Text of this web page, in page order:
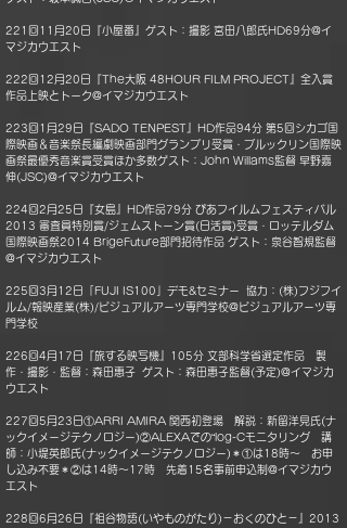
221回11月20日『小屋番』ゲスト：撮影 宮田八郎氏HD69分@イ
マジカウエスト
222回12月20日『The大阪 48HOUR FILM PROJECT』全入賞
作品上映とトーク@イマジカウエスト
223回1月29日『SADO TENPEST』HD作品94分 第5回シカゴ国
際映画＆音楽祭長編劇映画部門グランプリ受賞・ブルックリン国際映
画祭最優秀音楽賞受賞ほか多数ゲスト：John Willams監督 早野嘉
伸(JSC)@イマジカウエスト
224回2月25日『女島』HD作品79分 ぴあフイルムフェスティバル
2013 審査員特別賞/ジェムストーン賞(日活賞)受賞・ロッテルダム
国際映画祭2014 BrigeFuture部門招待作品 ゲスト：泉谷智規監督
@イマジカウエスト
225回3月12日「FUJI IS100」デモ&セミナー 協力：(株)フジフイ
ルム/報映産業(株)/ビジュアルアーツ専門学校@ビジュアルアーツ専
門学校
226回4月17日『旅する映写機』105分 文部科学省選定作品 製
作・撮影・監督：森田惠子 ゲスト：森田惠子監督(予定)@イマジカ
ウエスト
227回5月23日①ARRI AMIRA 関西初登場 解説：新留洋見氏(ナ
ックイメージテクノロジー)②ALEXAでの“log-Cモニタリング 講
師：小堤英郎氏(ナックイメージテクノロジー)＊①は18時～ お申
し込み不要＊②は14時～17時 先着15名事前申込制@イマジカウ
エスト
228回6月26日『祖谷物語(いやものがたり)－おくのひと－』2013